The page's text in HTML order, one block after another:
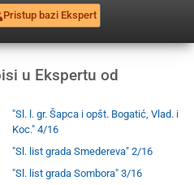
Pristup bazi Ekspert
u Ekspertu od
"Sl. l. gr. Šapca i opšt. Bogatić, Vlad. i
Koc." 4/16
"Sl. list grada Smedereva" 2/16
"Sl. list grada Sombora" 3/16